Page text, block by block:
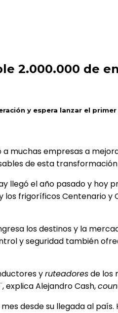
2.000.000 de
y espera lanzar el
muchas empresas a
de esta transformación
llegó el año pasado y
frigoríficos Centenario
los destinos y la
y seguridad también
yruteadoresde los
explica Alejandro Cash,
desde su llegada al